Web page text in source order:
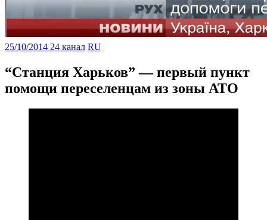
25/10/2014 24 канал RU
“Станция Харьков” — первый пункт
помощи переселенцам из зоны АТО